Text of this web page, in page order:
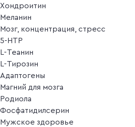
Хондроитин
Меланин
Мозг, концентрация, стресс
5-HTP
L-Теанин
L-Тирозин
Адаптогены
Магний для мозга
Родиола
Фосфатидилсерин
Мужское здоровье